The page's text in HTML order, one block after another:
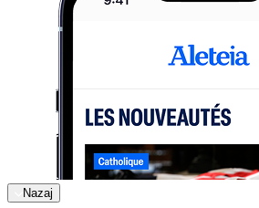
Nazaj